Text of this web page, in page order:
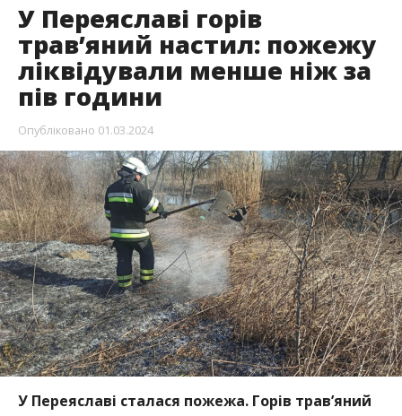
У Переяславі горів
трав’яний настил: пожежу
ліквідували менше ніж за
пів години
Опубліковано 01.03.2024
У Переяславі сталася пожежа. Горів трав’яний